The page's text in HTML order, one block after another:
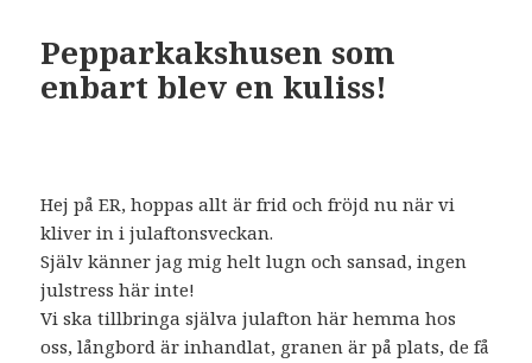
Pepparkakshusen som
enbart blev en kuliss!
Hej på ER, hoppas allt är frid och fröjd nu när vi
kliver in i julaftonsveckan.
Själv känner jag mig helt lugn och sansad, ingen
julstress här inte!
Vi ska tillbringa själva julafton här hemma hos
oss, långbord är inhandlat, granen är på plats, de få